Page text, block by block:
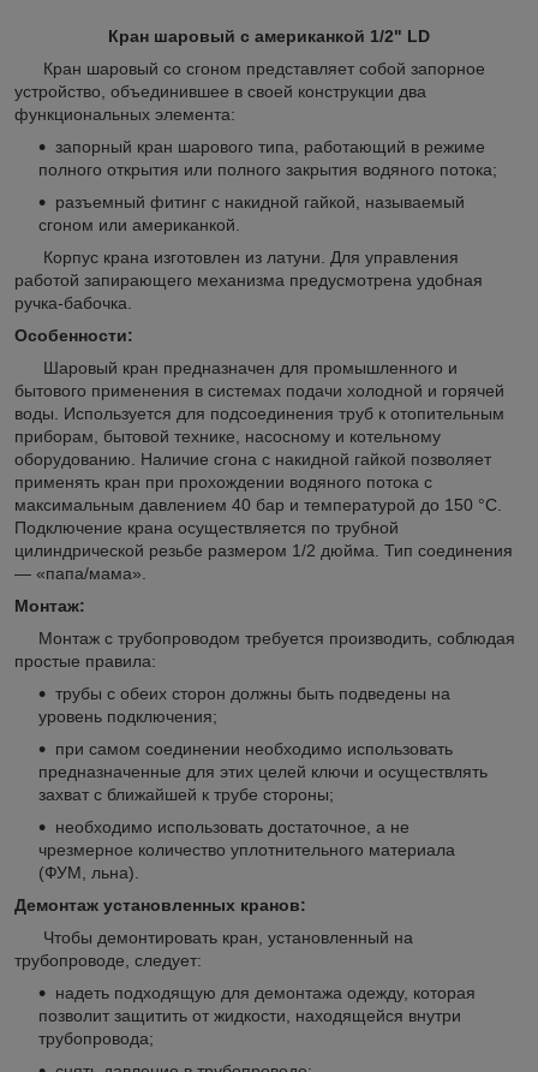
Кран шаровый с американкой 1/2" LD
Кран шаровый со сгоном представляет собой запорное
устройство, объединившее в своей конструкции два
функциональных элемента:
запорный кран шарового типа, работающий в режиме
полного открытия или полного закрытия водяного потока;
разъемный фитинг с накидной гайкой, называемый
сгоном или американкой.
Корпус крана изготовлен из латуни. Для управления
работой запирающего механизма предусмотрена удобная
ручка-бабочка.
Особенности:
Шаровый кран предназначен для промышленного и
бытового применения в системах подачи холодной и горячей
воды. Используется для подсоединения труб к отопительным
приборам, бытовой технике, насосному и котельному
оборудованию. Наличие сгона с накидной гайкой позволяет
применять кран при прохождении водяного потока с
максимальным давлением 40 бар и температурой до 150 °C.
Подключение крана осуществляется по трубной
цилиндрической резьбе размером 1/2 дюйма. Тип соединения
— «папа/мама».
Монтаж:
Монтаж с трубопроводом требуется производить, соблюдая
простые правила:
трубы с обеих сторон должны быть подведены на
уровень подключения;
при самом соединении необходимо использовать
предназначенные для этих целей ключи и осуществлять
захват с ближайшей к трубе стороны;
необходимо использовать достаточное, а не
чрезмерное количество уплотнительного материала
(ФУМ, льна).
Демонтаж установленных кранов:
Чтобы демонтировать кран, установленный на
трубопроводе, следует:
надеть подходящую для демонтажа одежду, которая
позволит защитить от жидкости, находящейся внутри
трубопровода;